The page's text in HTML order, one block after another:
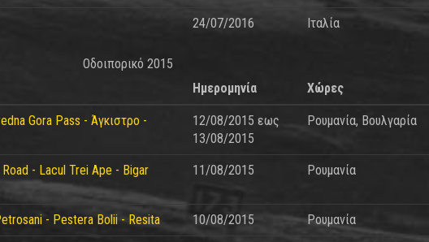
24/07/2016 Ιταλία
Οδοιπορικό 2015
Ημερομηνία Χώρες
Gora Pass - Άγκιστρο -
12/08/2015 εως
13/08/2015
Ρουμανία, Βουλγαρία
- Lacul Trei Ape - Bigar
11/08/2015 Ρουμανία
- Pestera Bolii - Resita 10/08/2015 Ρουμανία